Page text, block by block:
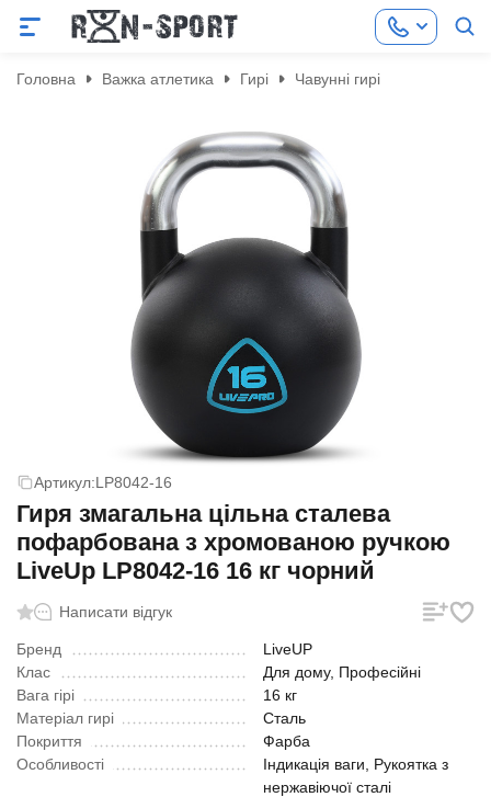
Головна Важка атлетика Гирі Чавунні гирі
Артикул:LP8042-16
Гиря змагальна цільна сталева
пофарбована з хромованою ручкою
LiveUp LP8042-16 16 кг чорний
Написати відгук
Бренд
LiveUP
Клас
Для дому, Професійні
Вага гірі
16 кг
Матеріал гирі
Сталь
Покриття
Фарба
Особливості
Індикація ваги, Рукоятка з
нержавіючої сталі